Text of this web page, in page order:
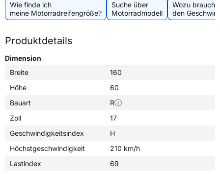
Wie finde ich
meine Motorradreifengröße?
Suche über
Motorradmodell
Wozu
den
Produktdetails
Dimension
Breite
160
Höhe
60
Bauart
R
Zoll
17
Geschwindigkeitsindex
H
Höchstgeschwindigkeit
210 km/h
Lastindex
69